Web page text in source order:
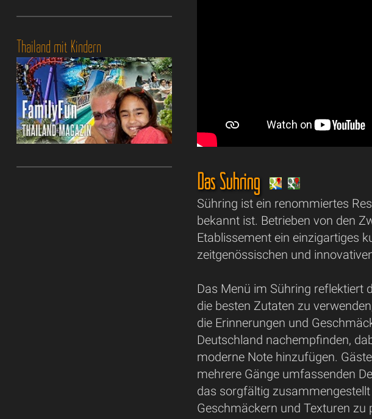
Das Sühring
Sühring ist ein renommiertes
bekannt ist. Betrieben von den
Etablissement ein einzigartiges
zeitgenössischen und
Das Menü im Sühring reflektiert
die besten Zutaten zu
die Erinnerungen und
Deutschland nachempfinden,
moderne Note hinzufügen.
mehrere Gänge umfassenden
das sorgfältig
Geschmäckern und Texturen zu
Thailand mit Kindern